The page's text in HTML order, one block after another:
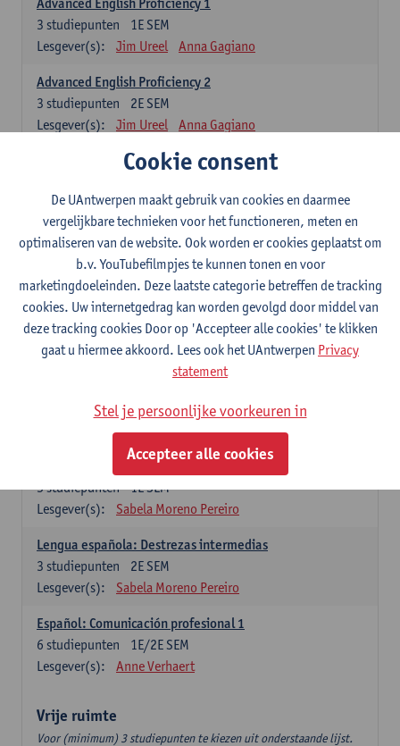
1E SEM
3 studiepunten
Lesgever(s):
Jim Ureel Anna Gagiano
Advanced English Proficiency 2
2E SEM
3 studiepunten
Lesgever(s):
Jim Ureel Anna Gagiano
Communication in English 1: Analysing Texts in Context
Lesgever(s):
Nina Reviers
Anna Gagiano
Donata Lisaite
Spaans: verplichte opleidingsonderdelen
Gramática española 1
1E SEM
3studiepunten
Lesgever(s):
Anne Verhaert
2E SEM
studiepunten
Anne Verhaert
Lengua española: Destrezas básicas
1E SEM
3studiepunten
Lesgever(s):
Sabela Moreno Pereiro
Lengua española: Destrezas intermedias
2E SEM
3 studiepunten
Lesgever(s):
Sabela Moreno Pereiro
Español: Comunicación profesional 1
1E/2E SEM
6 studiepunten
Lesgever(s):
Anne Verhaert
Vrije ruimte
Voor (minimum) 3 studiepunten te kiezen uit onderstaande lijst.
Cookie consent
De UAntwerpen maakt gebruik van cookies en daarmee
vergelijkbare technieken voor het functioneren, meten en
optimaliseren van de website. Ook worden er cookies geplaatst om
b.v. YouTubefilmpjes te kunnen tonen en voor
marketingdoeleinden. Deze laatste categorie betreffen de tracking
cookies. Uw internetgedrag kan worden gevolgd door middel van
deze tracking cookies Door op 'Accepteer alle cookies' te klikken
gaat u hiermee akkoord. Lees ook het UAntwerpen Privacy
statement
Stel je persoonlijke voorkeuren in
Accepteer alle cookies